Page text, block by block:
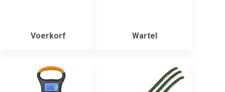
Voerkorf Wartel